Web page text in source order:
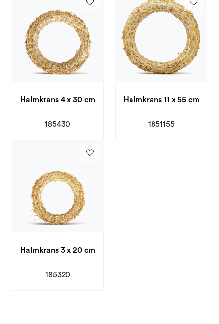
Halmkrans 4 x 30 cm
185430
Halmkrans 11 x 55 cm
1851155
Halmkrans 3 x 20 cm
185320